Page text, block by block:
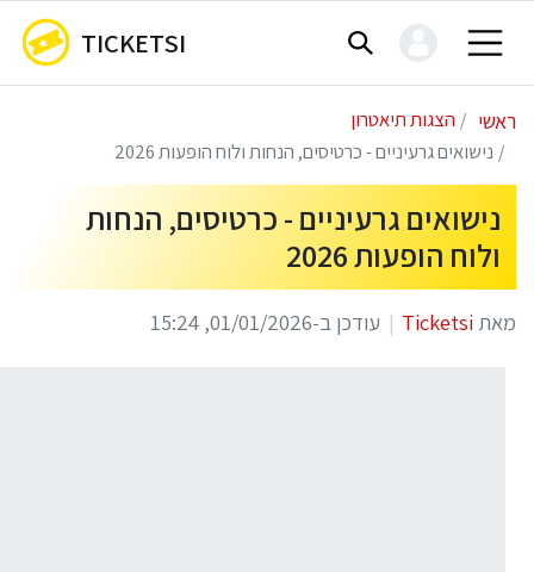
TICKETSI
ראשי
הצגות תיאטרון
נישואים גרעיניים - כרטיסים, הנחות ולוח הופעות 2026
נישואים גרעיניים - כרטיסים, הנחות
ולוח הופעות 2026
מאת Ticketsi עודכן ב-01/01/2026, 15:24